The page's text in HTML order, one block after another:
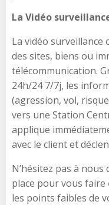
La Vidéo
La vidéo surveillance
des sites, biens ou
télécommunication.
24h/24 7/7j, les
(agression, vol,
vers une Station
applique
avec le client et
N’hésitez pas à
place pour vous faire
les points faibles de